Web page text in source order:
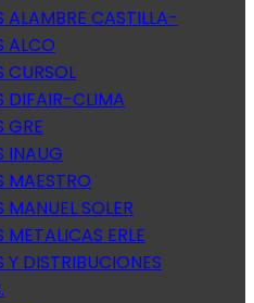
ALAMBRE CASTILLA-
ALCO
CURSOL
DIFAIR-CLIMA
GRE
INAUG
MAESTRO
SOLER
ERLE
DISTRIBUCIONES